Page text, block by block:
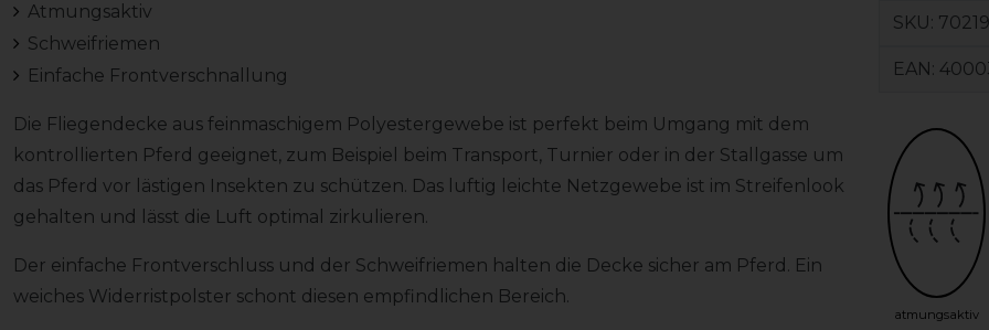
Atmungsaktiv
Schweifriemen
Einfache Frontverschnallung
Die Fliegendecke aus feinmaschigem Polyestergewebe ist perfekt beim Umgang mit dem
kontrollierten Pferd geeignet, zum Beispiel beim Transport, Turnier oder in der Stallgasse um
das Pferd vor lästigen Insekten zu schützen. Das luftig leichte Netzgewebe ist im Streifenlook
gehalten und lässt die Luft optimal zirkulieren.
Der einfache Frontverschluss und der Schweifriemen halten die Decke sicher am Pferd. Ein
weiches Widerristpolster schont diesen empfindlichen Bereich.
SKU:
EAN:
atmungsaktiv